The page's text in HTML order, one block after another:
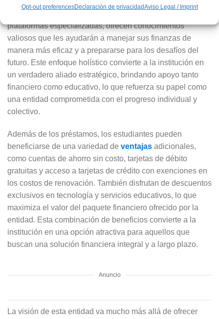
Opt-out preferencesDeclaración de privacidadAviso Legal / Imprint
plataformas especializadas, ofrecen conocimientos
valiosos que les ayudarán a manejar sus finanzas de
manera más eficaz y a prepararse para los desafíos del
futuro. Este enfoque holístico convierte a la institución en
un verdadero aliado estratégico, brindando apoyo tanto
financiero como educativo, lo que refuerza su papel como
una entidad comprometida con el progreso individual y
colectivo.
Además de los préstamos, los estudiantes pueden
beneficiarse de una variedad de ventajas adicionales,
como cuentas de ahorro sin costo, tarjetas de débito
gratuitas y acceso a tarjetas de crédito con exenciones en
los costos de renovación. También disfrutan de descuentos
exclusivos en tecnología y servicios educativos, lo que
maximiza el valor del paquete financiero ofrecido por la
entidad. Esta combinación de beneficios convierte a la
institución en una opción atractiva para aquellos que
buscan una solución financiera integral y a largo plazo.
Anuncio
La visión de esta entidad va mucho más allá de ofrecer